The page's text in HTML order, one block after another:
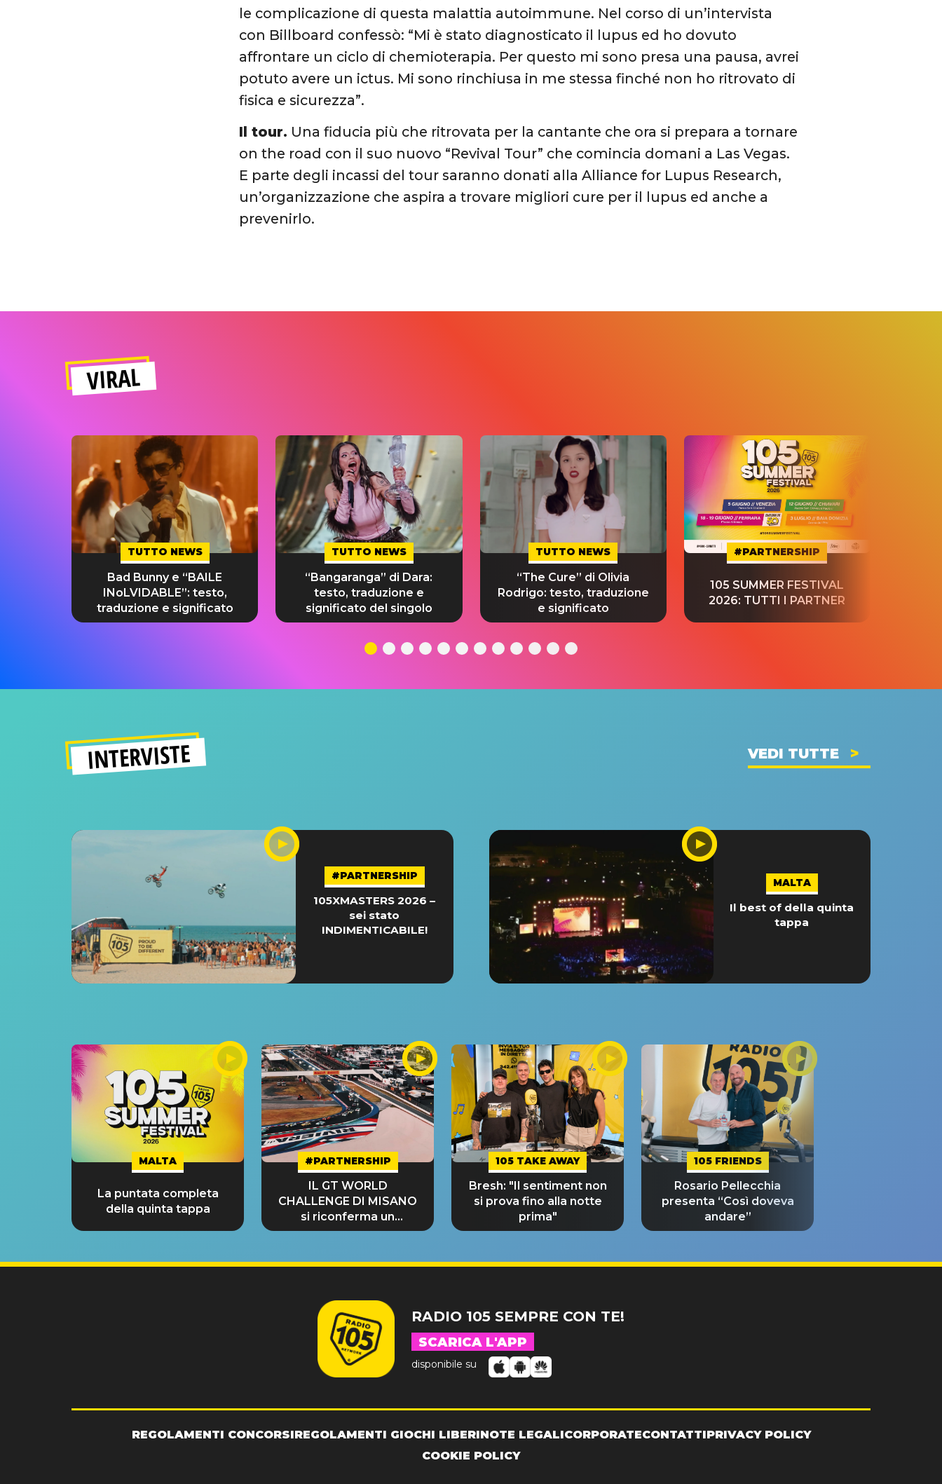
le complicazione di questa malattia autoimmune. Nel corso di un’intervista
con Billboard confessò: “Mi è stato diagnosticato il lupus ed ho dovuto
affrontare un ciclo di chemioterapia. Per questo mi sono presa una pausa, avrei
potuto avere un ictus. Mi sono rinchiusa in me stessa finché non ho ritrovato di
fisica e sicurezza”.
Il tour. Una fiducia più che ritrovata per la cantante che ora si prepara a tornare
on the road con il suo nuovo “Revival Tour” che comincia domani a Las Vegas.
E parte degli incassi del tour saranno donati alla Alliance for Lupus Research,
un’organizzazione che aspira a trovare migliori cure per il lupus ed anche a
prevenirlo.
VIRAL
TUTTO NEWS
Bad Bunny e “BAILE
INoLVIDABLE”: testo,
traduzione e significato
TUTTO NEWS
“Bangaranga” di Dara:
testo, traduzione e
significato del singolo
TUTTO NEWS
“The Cure” di Olivia
Rodrigo: testo, traduzione
e significato
#PARTNERSHIP
105 SUMMER FESTIVAL
2026: TUTTI I PARTNER
INTERVISTE VEDI TUTTE
#PARTNERSHIP
105XMASTERS 2026 –
sei stato
INDIMENTICABILE!
MALTA
Il best of della quinta
tappa
MALTA
La puntata completa
della quinta tappa
#PARTNERSHIP
IL GT WORLD
CHALLENGE DI MISANO
si riconferma un
GRANDE SUCCESSO!
105 TAKE AWAY
Bresh: "Il sentiment non
si prova fino alla notte
prima"
105 FRIENDS
Rosario Pellecchia
presenta “Così doveva
andare”
RADIO 105 SEMPRE CON TE!
SCARICA L'APP
disponibile su
REGOLAMENTI CONCORSIREGOLAMENTI GIOCHI LIBERINOTE LEGALICORPORATECONTATTIPRIVACY POLICY
COOKIE POLICY